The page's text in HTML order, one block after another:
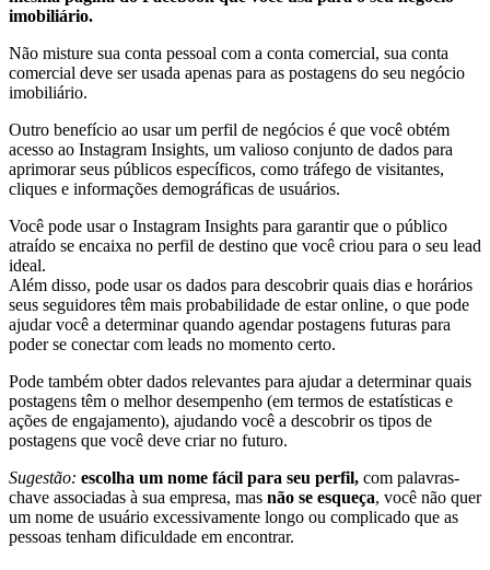
imobiliário.
Não misture sua conta pessoal com a conta comercial, sua conta
comercial deve ser usada apenas para as postagens do seu negócio
imobiliário.
Outro benefício ao usar um perfil de negócios é que você obtém
acesso ao Instagram Insights, um valioso conjunto de dados para
aprimorar seus públicos específicos, como tráfego de visitantes,
cliques e informações demográficas de usuários.
Você pode usar o Instagram Insights para garantir que o público
atraído se encaixa no perfil de destino que você criou para o seu lead
ideal.
Além disso, pode usar os dados para descobrir quais dias e horários
seus seguidores têm mais probabilidade de estar online, o que pode
ajudar você a determinar quando agendar postagens futuras para
poder se conectar com leads no momento certo.
Pode também obter dados relevantes para ajudar a determinar quais
postagens têm o melhor desempenho (em termos de estatísticas e
ações de engajamento), ajudando você a descobrir os tipos de
postagens que você deve criar no futuro.
Sugestão: escolha um nome fácil para seu perfil, com palavras-
chave associadas à sua empresa, mas não se esqueça, você não quer
um nome de usuário excessivamente longo ou complicado que as
pessoas tenham dificuldade em encontrar.